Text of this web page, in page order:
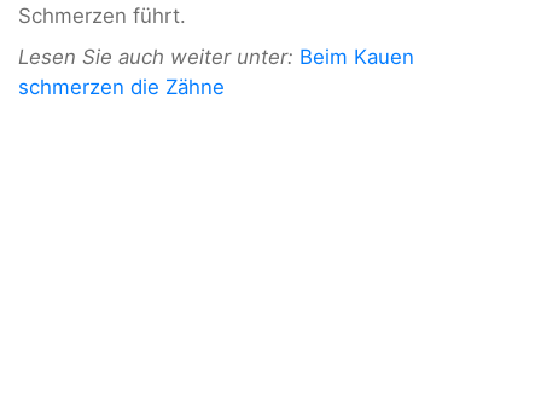
Schmerzen führt.
Lesen Sie auch weiter unter: Beim Kauen
schmerzen die Zähne